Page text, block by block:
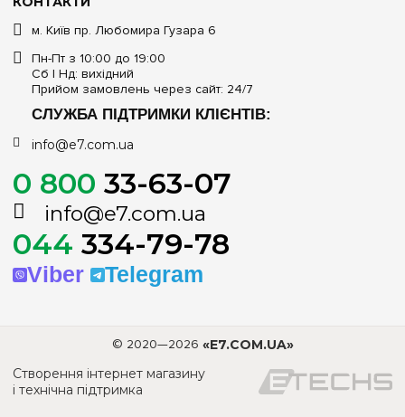
м. Київ пр. Любомира Гузара 6
Пн-Пт з 10:00 до 19:00
Сб | Нд: вихідний
Прийом замовлень через сайт: 24/7
СЛУЖБА ПІДТРИМКИ КЛІЄНТІВ:
info@e7.com.ua
0 800 33-63-07
info@e7.com.ua
044 334-79-78
Viber Telegram
© 2020—2026 «E7.COM.UA»
Створення інтернет магазину
і технічна підтримка